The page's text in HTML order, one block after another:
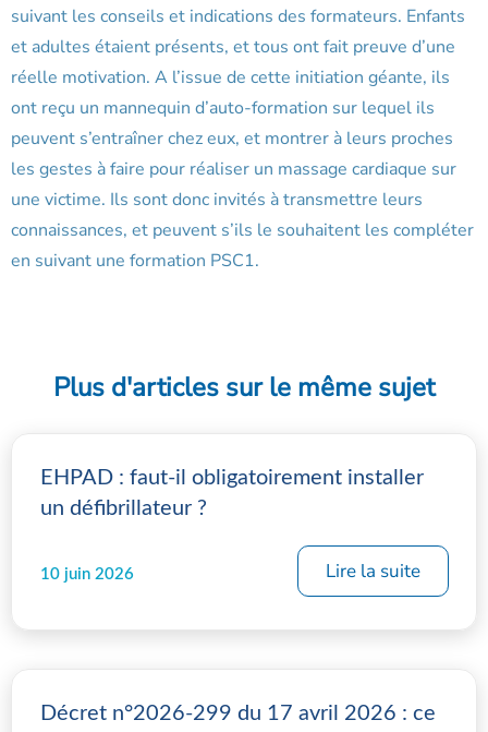
suivant les conseils et indications des formateurs. Enfants
et adultes étaient présents, et tous ont fait preuve d’une
réelle motivation. A l’issue de cette initiation géante, ils
ont reçu un mannequin d’auto-formation sur lequel ils
peuvent s’entraîner chez eux, et montrer à leurs proches
les gestes à faire pour réaliser un massage cardiaque sur
une victime. Ils sont donc invités à transmettre leurs
connaissances, et peuvent s’ils le souhaitent les compléter
en suivant une formation PSC1.
Plus d'articles sur le même sujet
EHPAD : faut-il obligatoirement installer
un défibrillateur ?
10 juin 2026 Lire la suite
Décret n°2026-299 du 17 avril 2026 : ce